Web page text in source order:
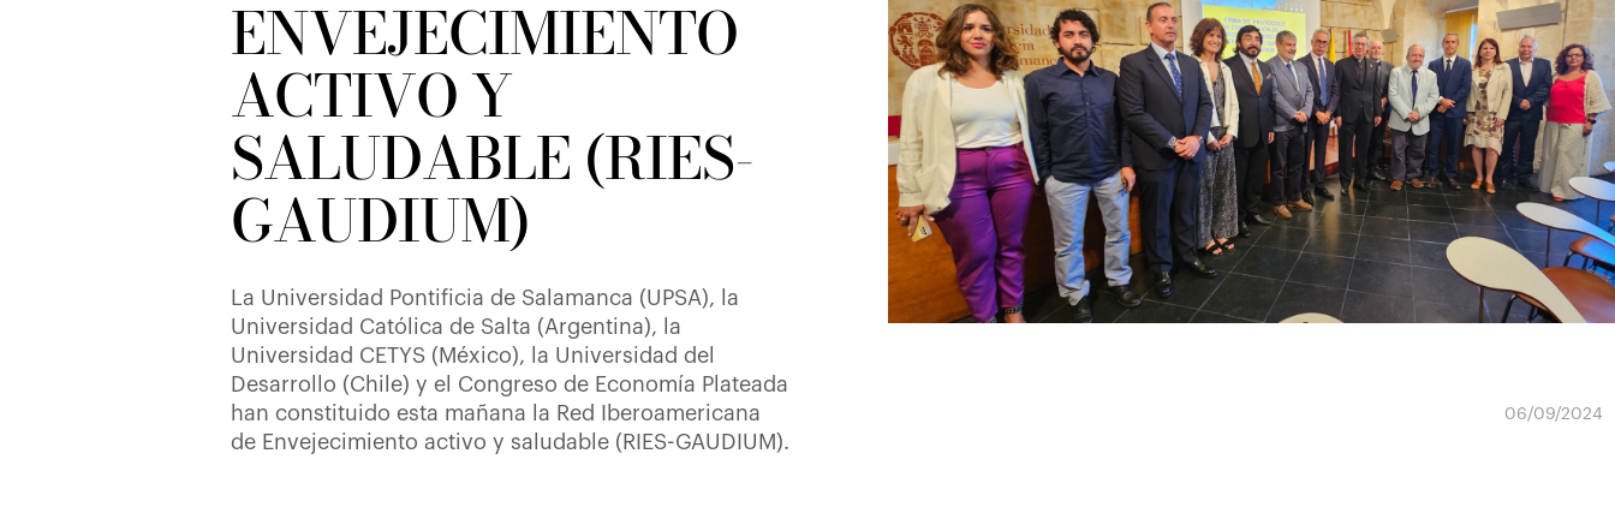
ENVEJECIMIENTO
ACTIVO Y
SALUDABLE (RIES-
GAUDIUM)
La Universidad Pontificia de Salamanca (UPSA), la
Universidad Católica de Salta (Argentina), la
Universidad CETYS (México), la Universidad del
Desarrollo (Chile) y el Congreso de Economía Plateada
han constituido esta mañana la Red Iberoamericana
de Envejecimiento activo y saludable (RIES-GAUDIUM).
06/09/2024